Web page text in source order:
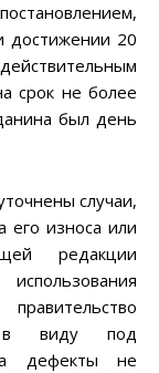
достижении 20
срок не более
был день
случаи,
его износа или
редакции
в виду под
дефекты не